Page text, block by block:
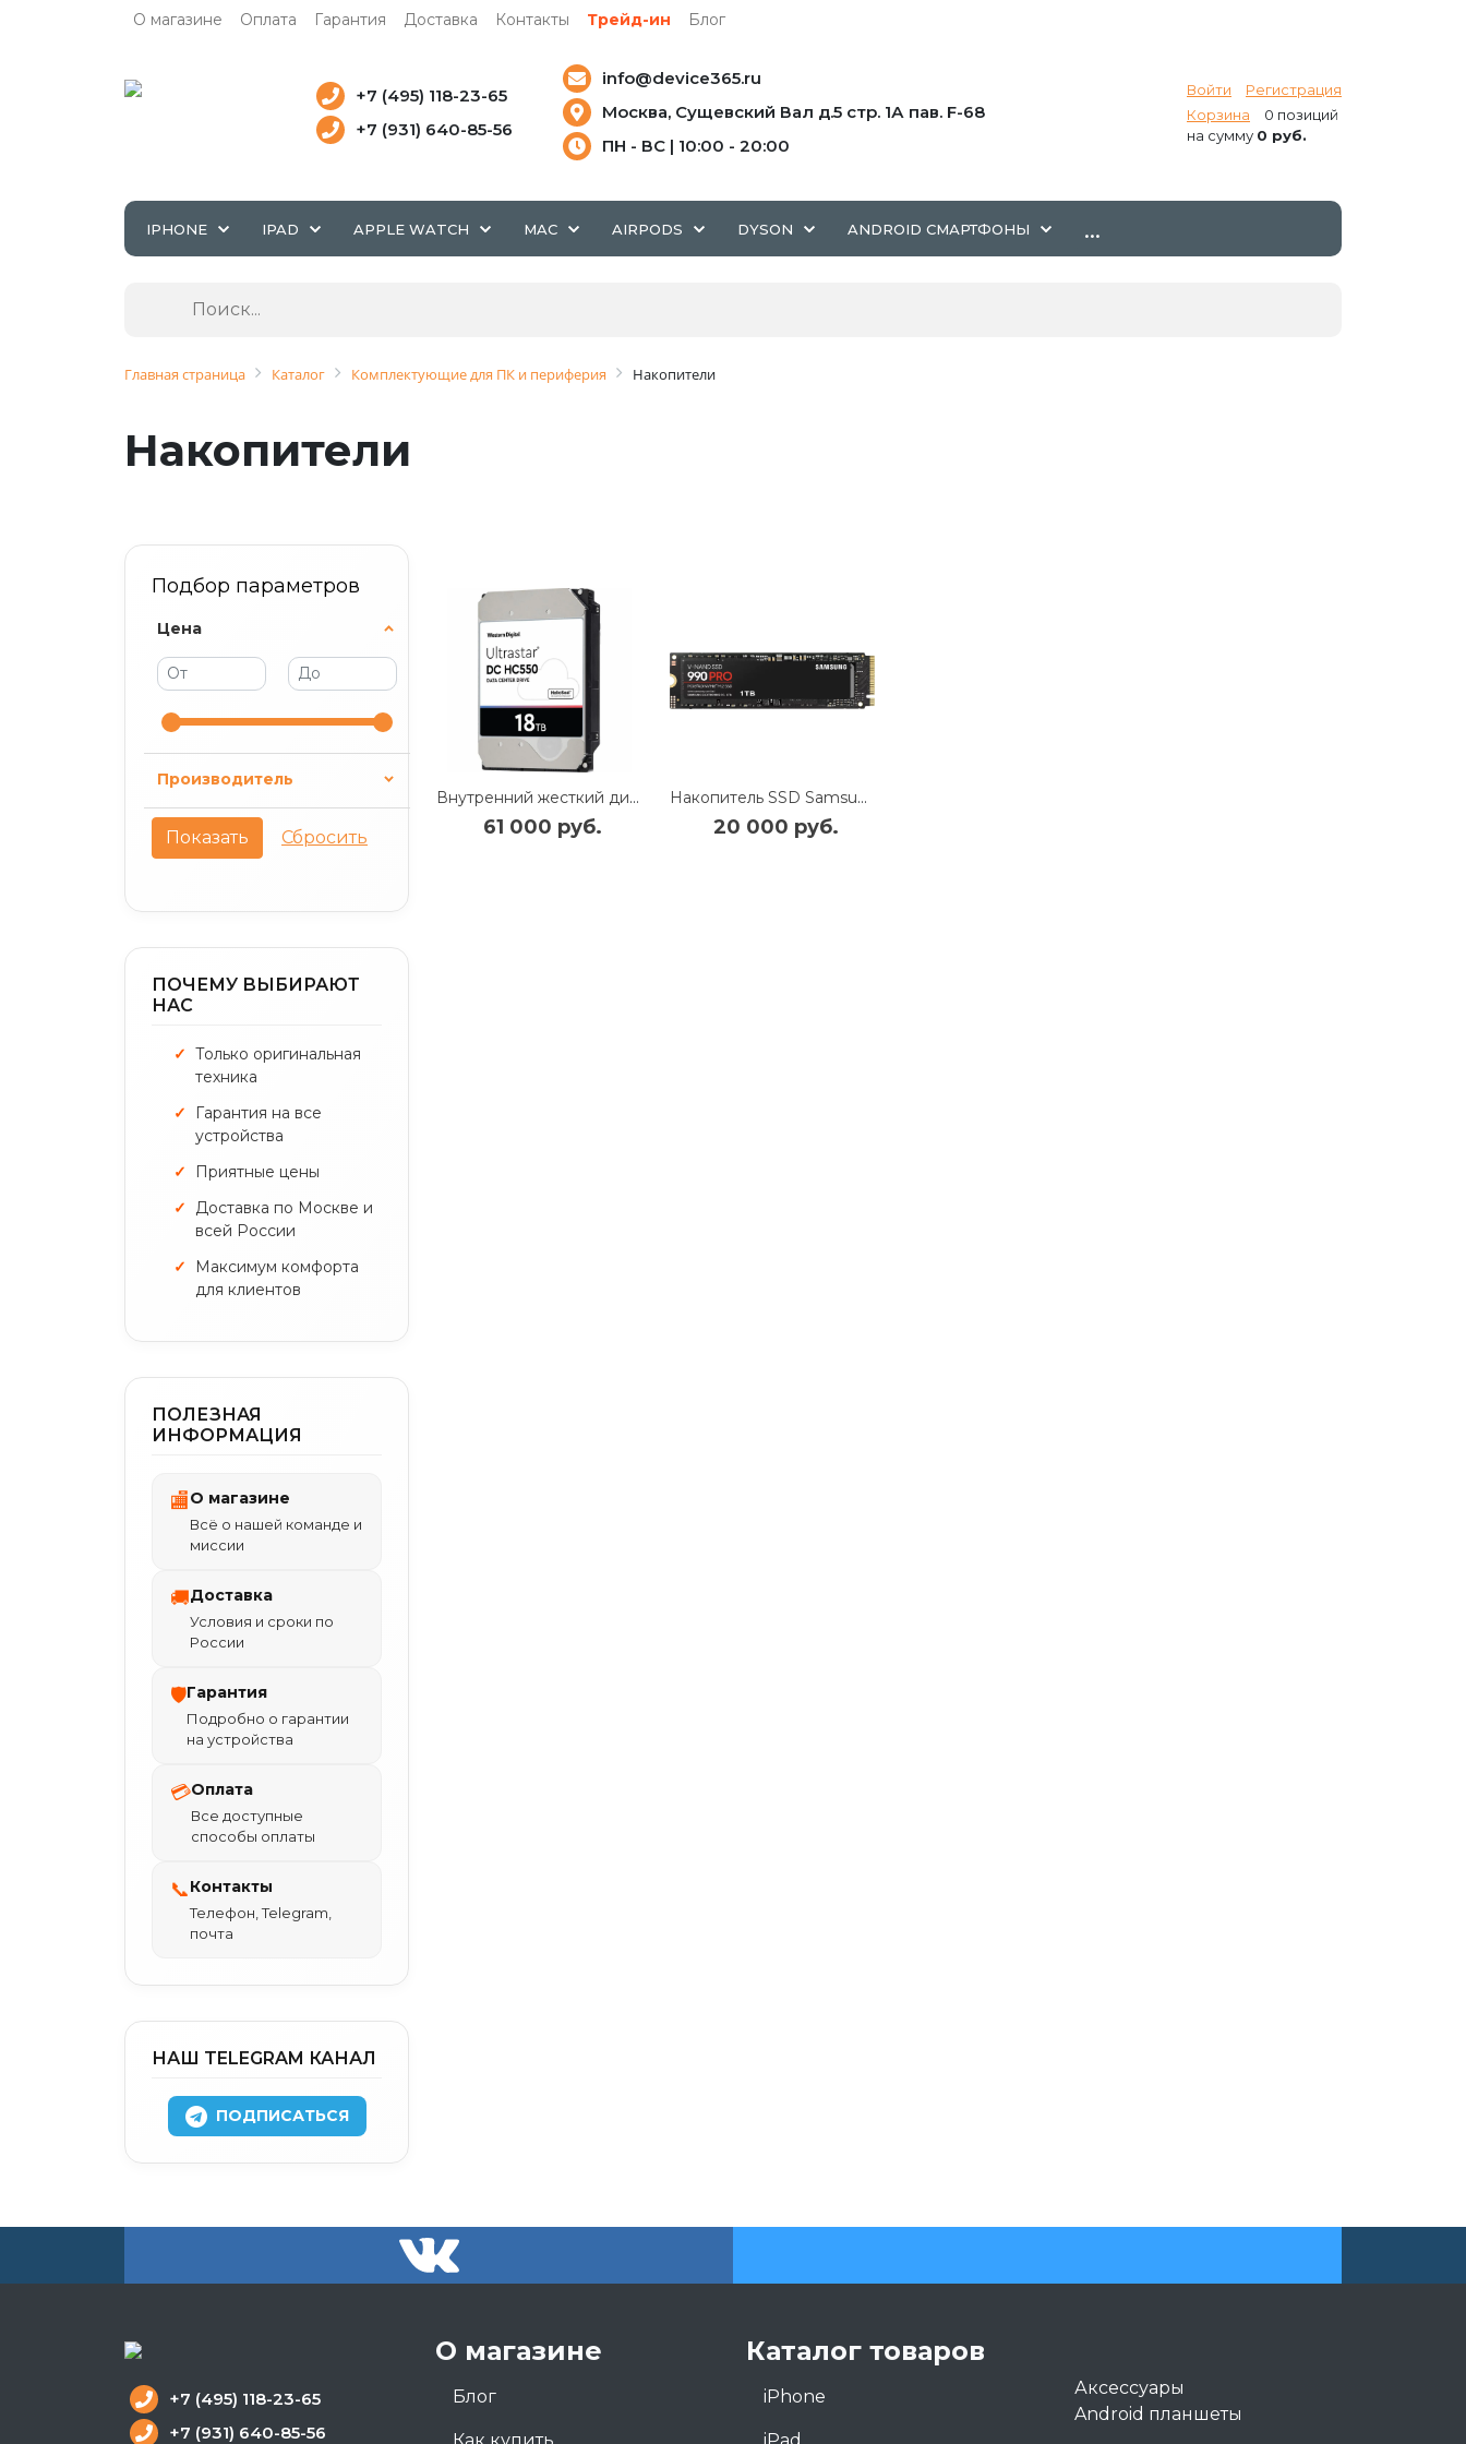
О магазине Оплата Гарантия Доставка Контакты Трейд-ин Блог
Войти
Регистрация
Корзина
0 позиций
на сумму 0 руб.
+7 (495) 118-23-65
+7 (931) 640-85-56
info@device365.ru
Москва, Сущевский Вал д.5 стр. 1А пав. F-68
ПН - ВС | 10:00 - 20:00
IPHONE IPAD APPLE WATCH MAC AIRPODS DYSON ANDROID СМАРТФОНЫ ...
Главная страница Каталог Комплектующие для ПК и периферия Накопители
Накопители
Подбор параметров
Цена
Производитель
ПОЧЕМУ ВЫБИРАЮТ
НАС
Только оригинальная
техника
Гарантия на все
устройства
Приятные цены
Доставка по Москве и
всей России
Максимум комфорта
для клиентов
ПОЛЕЗНАЯ
ИНФОРМАЦИЯ
🏬О магазине
Всё о нашей команде и
миссии
🚚Доставка
Условия и сроки по
России
🛡Гарантия
Подробно о гарантии
на устройства
💳Оплата
Все доступные
способы оплаты
📞Контакты
Телефон, Telegram,
почта
НАШ TELEGRAM КАНАЛ
ПОДПИСАТЬСЯ
Внутренний жесткий диск Western Digital Ultrastar (SAS 0F38351) 18Tb
61 000 руб.
Накопитель SSD Samsung 990 PRO, 1000Gb, PCIe 4.0 x4, M.2 2280, NVMe, R/W 7450/6900
20 000 руб.
О магазине
Блог
Каталог товаров
iPhone
Аксессуары
Android планшеты
+7 (495) 118-23-65
+7 (931) 640-85-56